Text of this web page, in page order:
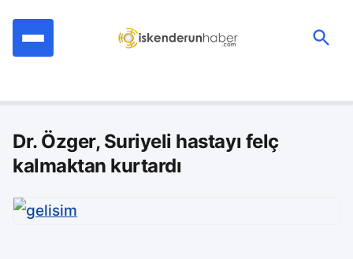
Dr. Özger, Suriyeli hastayı felç
kalmaktan kurtardı